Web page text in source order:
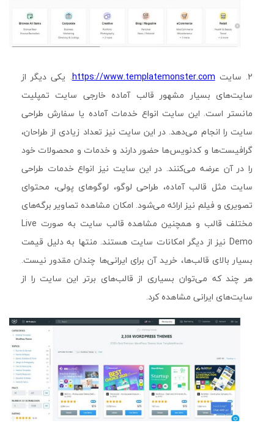
2. سایت https://www.templatemonster.com. یکی دیگر از
سایت‌های بسیار مشهور قالب آماده خارجی سایت تمپلیت
مانستر است. این سایت انواع خدمات آماده یا سفارش طراحی
سایت را انجام می‌دهد. در این سایت نیز تعداد زیادی از طراحان،
گرافیست‌ها و کدنویس‌ها حضور دارند و خدمات و محصولات خود
را در آن عرضه می‌کنند. در این سایت نیز انواع خدمات طراحی
سایت مثل قالب آماده، طراحی لوگو، لوگوهای پولی، محتوای
تصویری و فیلم نیز ارائه می‌شود. امکان مشاهده تصاویر برگه‌های
مختلف قالب و همچنین مشاهده قالب سایت به صورت Live
Demo نیز از دیگر امکانات سایت هستند. منتها به دلیل قیمت
بسیار بالای قالب‌ها، خرید آن برای ایرانی‌ها چندان مقدور نیست.
هر چند که می‌توان بسیاری از قالب‌های برتر این سایت را از
سایت‌های ایرانی مشاهده کرد.